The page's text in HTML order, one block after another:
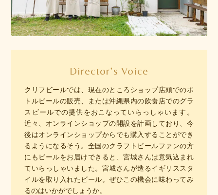
Director’s Voice
クリフビールでは、現在のところショップ店頭でのボ
トルビールの販売、または沖縄県内の飲食店でのグラ
スビールでの提供をおこなっていらっしゃいます。
近々、オンラインショップの開設を計画しており、今
後はオンラインショップからでも購入することができ
るようになるそう。全国のクラフトビールファンの方
にもビールをお届けできると、宮城さんは意気込まれ
ていらっしゃいました。宮城さんが造るイギリススタ
イルを取り入れたビール。ぜひこの機会に味わってみ
るのはいかがでしょうか。